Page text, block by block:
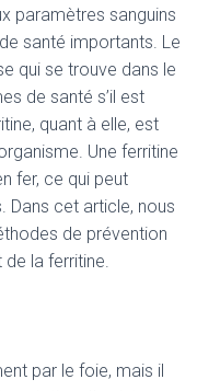
paramètres sanguins
santé importants. Le
qui se trouve dans le
de santé s’il est
quant à elle, est
Une ferritine
fer, ce qui peut
Dans cet article, nous
de prévention
la ferritine.
par le foie, mais il